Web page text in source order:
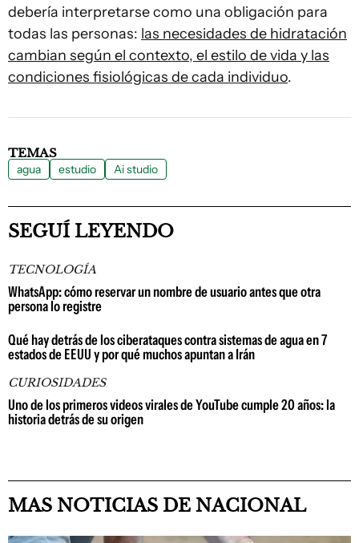
debería interpretarse como una obligación para
todas las personas: las necesidades de hidratación
cambian según el contexto, el estilo de vida y las
condiciones fisiológicas de cada individuo.
TEMAS
agua estudio Ai studio
SEGUÍ LEYENDO
TECNOLOGÍA
WhatsApp: cómo reservar un nombre de usuario antes que otra
persona lo registre
Qué hay detrás de los ciberataques contra sistemas de agua en 7
estados de EEUU y por qué muchos apuntan a Irán
CURIOSIDADES
Uno de los primeros videos virales de YouTube cumple 20 años: la
historia detrás de su origen
MAS NOTICIAS DE NACIONAL